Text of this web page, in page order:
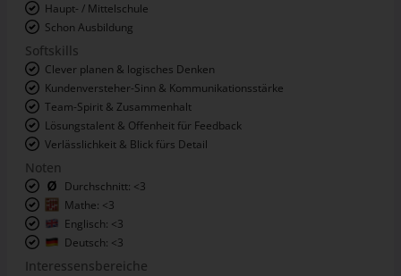
Haupt- / Mittelschule
Schon Ausbildung
Softskills
Clever planen & logisches Denken
Kundenversteher-Sinn & Kommunikationsstärke
Team-Spirit & Zusammenhalt
Lösungstalent & Offenheit für Feedback
Verlässlichkeit & Blick fürs Detail
Noten
Durchschnitt: <3
Mathe: <3
Englisch: <3
Deutsch: <3
Interessensbereiche